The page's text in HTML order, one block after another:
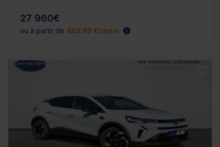
27 960€
ou à partir de 459.85 €/mois